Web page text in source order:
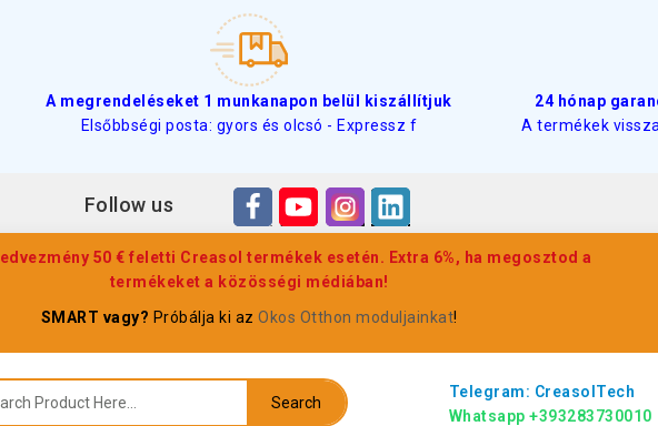
A megrendeléseket 1 munkanapon belül kiszállítjuk
Elsőbbségi posta: gyors és olcsó - Expressz f
24 hónap
A termékek
Follow us
50 € feletti Creasol termékek esetén. Extra 6%, ha megosztod a
termékeket a közösségi médiában!
SMART vagy? Próbálja ki az Okos Otthon moduljainkat!
Telegram: CreasolTech
Whatsapp +393283730010
Search